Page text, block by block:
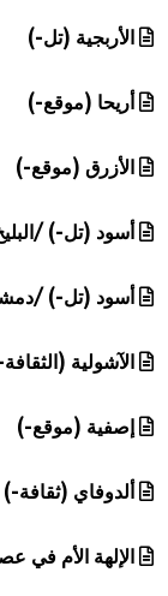
الأربجية (تل-)
أريحا (موقع-)
الأزرق (موقع-)
أسود (تل-) /
أسود (تل-) /
الآشولية
إصفية (موقع-)
ألدوفاي (ثقافة-)
الإلهة الأم في